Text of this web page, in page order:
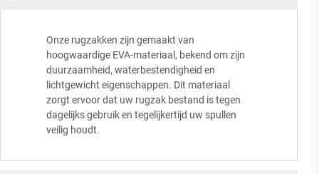
Onze rugzakken zijn gemaakt van
hoogwaardige EVA-materiaal, bekend om zijn
duurzaamheid, waterbestendigheid en
lichtgewicht eigenschappen. Dit materiaal
zorgt ervoor dat uw rugzak bestand is tegen
dagelijks gebruik en tegelijkertijd uw spullen
veilig houdt.